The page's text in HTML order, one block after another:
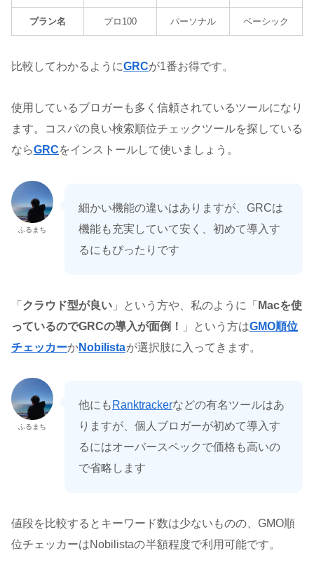
プラン名 プロ100 パーソナル ベーシック
比較してわかるようにGRCが1番お得です。
使用しているブロガーも多く信頼されているツールになり
ます。コスパの良い検索順位チェックツールを探している
ならGRCをインストールして使いましょう。
ふるまち
細かい機能の違いはありますが、GRCは
機能も充実していて安く、初めて導入す
るにもぴったりです
「 クラウド型が良い 」という方や、私のように「 Macを使
っているのでGRCの導入が面倒！
」という方はGMO順位
チェッカーかNobilistaが選択肢に入ってきます。
ふるまち
他にも Ranktrackerなどの有名ツールはあ
りますが、個人ブロガーが初めて導入す
るにはオーバースペックで価格も高いの
で省略します
値段を比較するとキーワード数は少ないものの、GMO順
位チェッカーはNobilistaの半額程度で利用可能です。